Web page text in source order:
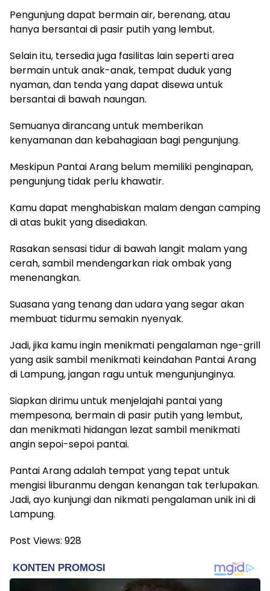
Pengunjung dapat bermain air, berenang, atau
hanya bersantai di pasir putih yang lembut.
Selain itu, tersedia juga fasilitas lain seperti area
bermain untuk anak-anak, tempat duduk yang
nyaman, dan tenda yang dapat disewa untuk
bersantai di bawah naungan.
Semuanya dirancang untuk memberikan
kenyamanan dan kebahagiaan bagi pengunjung.
Meskipun Pantai Arang belum memiliki penginapan,
pengunjung tidak perlu khawatir.
Kamu dapat menghabiskan malam dengan camping
di atas bukit yang disediakan.
Rasakan sensasi tidur di bawah langit malam yang
cerah, sambil mendengarkan riak ombak yang
menenangkan.
Suasana yang tenang dan udara yang segar akan
membuat tidurmu semakin nyenyak.
Jadi, jika kamu ingin menikmati pengalaman nge-grill
yang asik sambil menikmati keindahan Pantai Arang
di Lampung, jangan ragu untuk mengunjunginya.
Siapkan dirimu untuk menjelajahi pantai yang
mempesona, bermain di pasir putih yang lembut,
dan menikmati hidangan lezat sambil menikmati
angin sepoi-sepoi pantai.
Pantai Arang adalah tempat yang tepat untuk
mengisi liburanmu dengan kenangan tak terlupakan.
Jadi, ayo kunjungi dan nikmati pengalaman unik ini di
Lampung.
Post Views: 928